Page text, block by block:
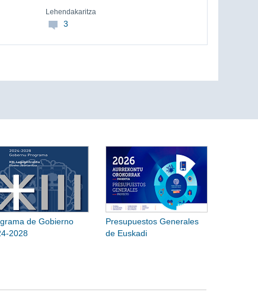
Lehendakaritza
3
de Gobierno
2028
Presupuestos Generales
de Euskadi